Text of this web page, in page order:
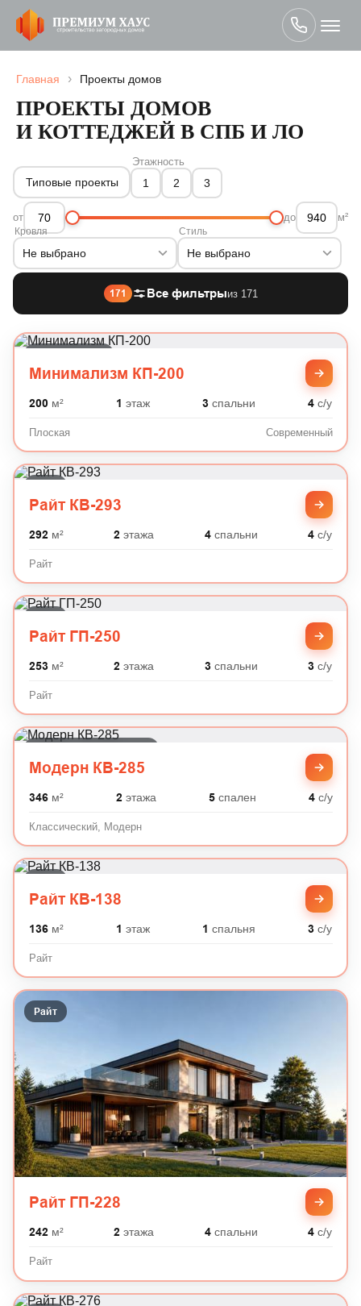
Главная › Проекты домов
ПРОЕКТЫ ДОМОВ
И КОТТЕДЖЕЙ В СПБ И ЛО
Типовые проекты
Этажность
1 2 3
от до м²
Кровля
Не выбрано
Стиль
Не выбрано
171 Все фильтрыиз 171
Минимализм КП-200
200 м² 1 этаж 3 спальни 4 с/у
Плоская Современный
Райт КВ-293
292 м² 2 этажа 4спальни 4 с/у
Райт
Райт ГП-250
253м² 2 этажа 3спальни 3 с/у
Райт
Модерн КВ-285
346м² 2 этажа 5спален 4с/у
Классический, Модерн
Райт КВ-138
136м² 1 этаж 1 спальня 3 с/у
Райт
Райт
Райт ГП-228
242 м² 2 этажа 4спальни 4 с/у
Райт